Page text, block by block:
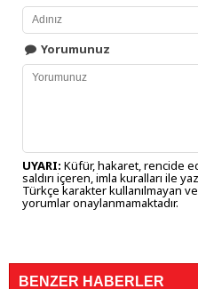
Yorumunuz
UYARI: Küfür, hakaret, rencide
saldırı içeren, imla kuralları ile
Türkçe karakter kullanılmayan
yorumlar onaylanmamaktadır.
BENZER HABERLER